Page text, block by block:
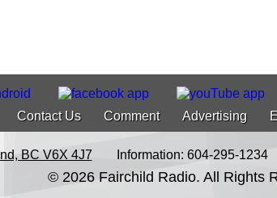
Contact Us Comment Advertising
BC V6X 4J7 Information: 604-295-1234
© 2026 Fairchild Radio. All Rights